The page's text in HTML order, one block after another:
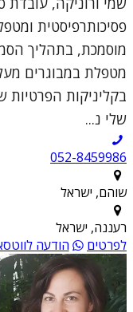
בקליניקות הפרטיות
שלי נ...
052-8459986
שוהם, ישראל
רעננה, ישראל
לפרטים
הודעה